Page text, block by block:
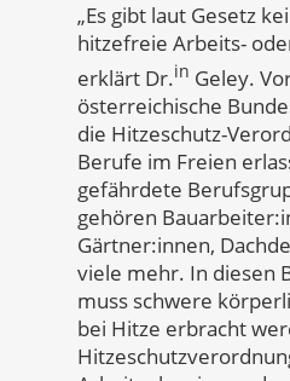
„Es gibt laut Gesetz
hitzefreie Arbeits-
erklärt Dr.in Geley.
österreichische
die Hitzeschutz-
Berufe im Freien
gefährdete
gehören
Gärtner:innen,
viele mehr. In diesen
muss schwere
bei Hitze erbracht